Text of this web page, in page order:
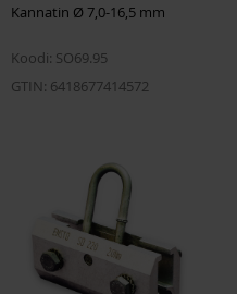
EC003516
Other
Kannatin Ø 7,0-16,5 mm
Koodi: SO69.95
GTIN: 6418677414572